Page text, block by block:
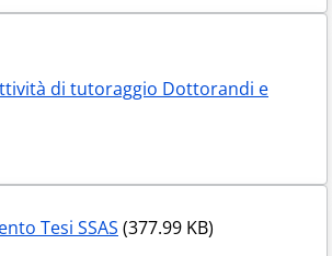
di tutoraggio Dottorandi e
Tesi SSAS (377.99 KB)